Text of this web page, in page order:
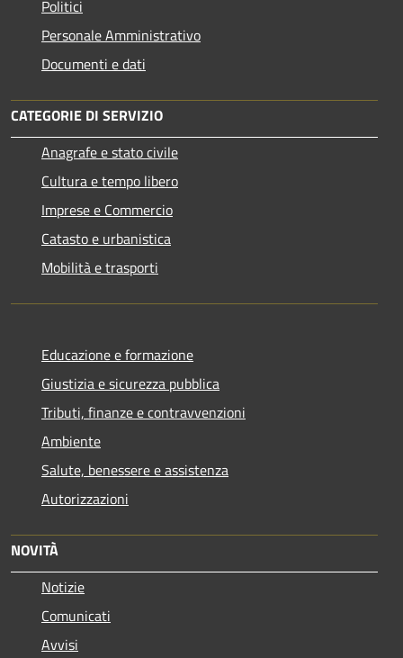
Politici
Personale Amministrativo
Documenti e dati
CATEGORIE DI SERVIZIO
Anagrafe e stato civile
Cultura e tempo libero
Imprese e Commercio
Catasto e urbanistica
Mobilità e trasporti
Educazione e formazione
Giustizia e sicurezza pubblica
Tributi, finanze e contravvenzioni
Ambiente
Salute, benessere e assistenza
Autorizzazioni
NOVITÀ
Notizie
Comunicati
Avvisi